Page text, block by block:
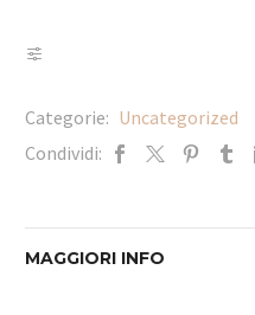
Categorie: Uncategorized
Condividi:
MAGGIORI INFO